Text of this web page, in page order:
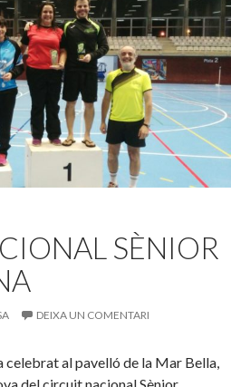
SÈNIOR
DEIXA UN COMENTARI
celebrat al pavelló de la Mar Bella,